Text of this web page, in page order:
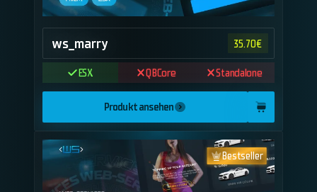
ws_marry 35.70€
ESX QBCore Standalone
Produkt ansehen
Bestseller